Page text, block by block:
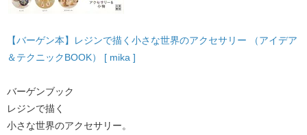
【バーゲン本】レジンで描く小さな世界のアクセサリー （アイデア
＆テクニックBOOK） [ mika ]
バーゲンブック
レジンで描く
小さな世界のアクセサリー。